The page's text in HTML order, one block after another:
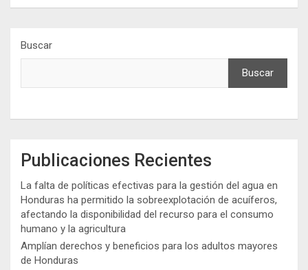
Buscar
Buscar
Publicaciones Recientes
La falta de políticas efectivas para la gestión del agua en
Honduras ha permitido la sobreexplotación de acuíferos,
afectando la disponibilidad del recurso para el consumo
humano y la agricultura
Amplían derechos y beneficios para los adultos mayores
de Honduras